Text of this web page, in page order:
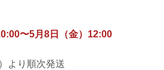
〜5月8日（金）12:00
より順次発送